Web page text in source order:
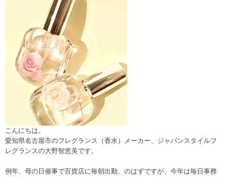
こんにちは。
愛知県名古屋市のフレグランス（香水）メーカー、ジャパンスタイルフ
レグランスの大野智恵美です。
例年、母の日催事で百貨店に毎朝出勤、のはずですが、今年は毎日事務